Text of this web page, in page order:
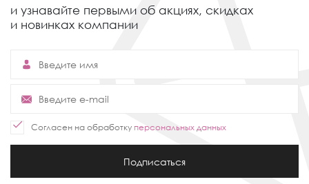
и узнавайте первыми об акциях, скидках
и новинках компании
Согласен на обработку персональных данных
Подписаться